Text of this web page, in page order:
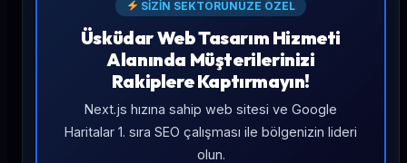
SİZİN SEKTÖRÜNÜZE ÖZEL
Üsküdar Web Tasarım Hizmeti
Alanında Müşterilerinizi
Rakiplere Kaptırmayın!
Next.js hızına sahip web sitesi ve Google
Haritalar 1. sıra SEO çalışması ile bölgenizin lideri
olun.